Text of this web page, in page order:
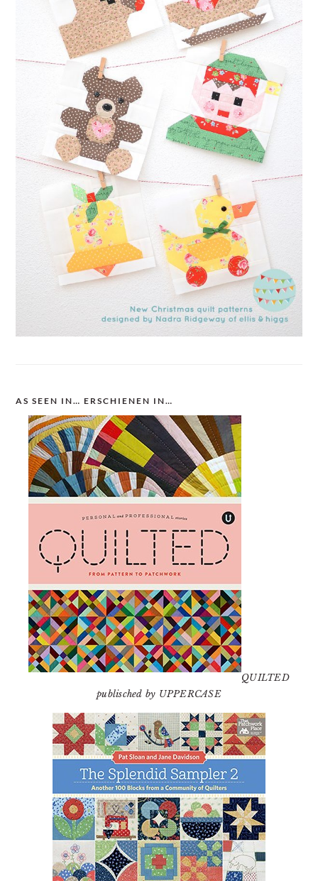
AS SEEN IN… ERSCHIENEN IN…
QUILTED
publisched by UPPERCASE